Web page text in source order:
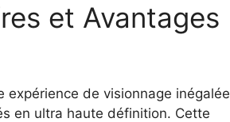
et Avantages
expérience de visionnage inégalée
en ultra haute définition. Cette